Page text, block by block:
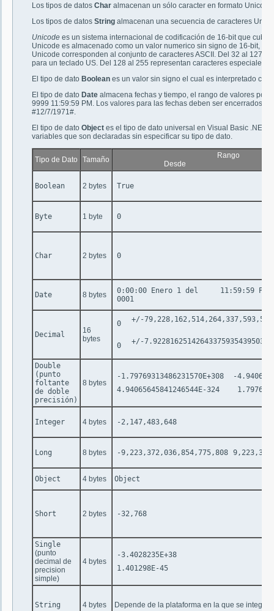
Los tipos de datos Char almacenan un sólo caracter en formato Unicode.
Los tipos de datos String almacenan una secuencia de caracteres
Unicode es un sistema internacional de codificación de 16-bit que
Unicode es almacenado como un valor numerico sin signo de 16-bit,
Unicode corresponden al conjunto de caracteres ASCII. Del 32 al 127
para un teclado US. Del 128 al 255 representan caracteres especiales.
El tipo de dato Boolean es un valor sin signo el cual es interpretado
El tipo de dato Date almacena fechas y tiempo, el rango de valores
9999 11:59:59 PM. Los valores para las fechas deben ser encerrados
#12/7/1971#.
El tipo de dato Object es el tipo de dato universal en Visual Basic .NET
variables que son declaradas sin especificar su tipo de dato.
Tipo de Dato Tamaño
Rango
Desde
Boolean 2 bytes True
Byte 1 byte 0
Char 2 bytes 0
Date 8 bytes
0:00:00 Enero 1 del
0001
11:59:59 PM
Decimal
16
bytes
0 +/-
0 +/-7.9228162514264337593543950335
Double
(punto
foltante
de doble
precisión)
8 bytes
-1.79769313486231570E+308
-
4.94065645841246544E-324
Integer 4 bytes -2,147,483,648
Long 8 bytes -9,223,372,036,854,775,808
Object 4 bytes Object
Short 2 bytes -32,768
Single
(punto
decimal de
precision
simple)
4 bytes
-3.4028235E+38
1.401298E-45
String 4 bytes Depende de la plataforma en la que se integre